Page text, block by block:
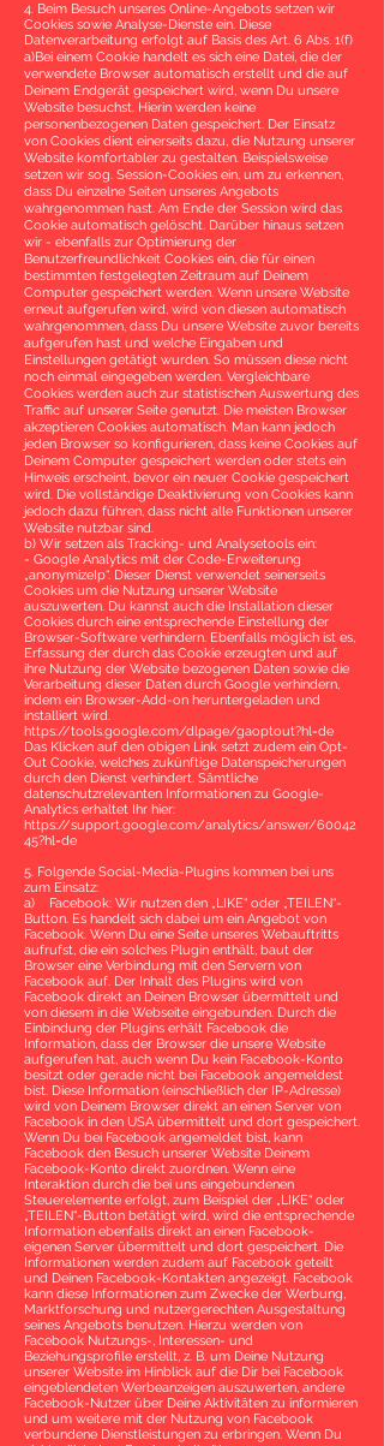
4. Beim Besuch unseres Online-Angebots setzen wir
Cookies sowie Analyse-Dienste ein. Diese
Datenverarbeitung erfolgt auf Basis des Art. 6 Abs. 1(f)
a)Bei einem Cookie handelt es sich eine Datei, die der
verwendete Browser automatisch erstellt und die auf
Deinem Endgerät gespeichert wird, wenn Du unsere
Website besuchst. Hierin werden keine
personenbezogenen Daten gespeichert. Der Einsatz
von Cookies dient einerseits dazu, die Nutzung unserer
Website komfortabler zu gestalten. Beispielsweise
setzen wir sog. Session-Cookies ein, um zu erkennen,
dass Du einzelne Seiten unseres Angebots
wahrgenommen hast. Am Ende der Session wird das
Cookie automatisch gelöscht. Darüber hinaus setzen
wir - ebenfalls zur Optimierung der
Benutzerfreundlichkeit Cookies ein, die für einen
bestimmten festgelegten Zeitraum auf Deinem
Computer gespeichert werden. Wenn unsere Website
erneut aufgerufen wird, wird von diesen automatisch
wahrgenommen, dass Du unsere Website zuvor bereits
aufgerufen hast und welche Eingaben und
Einstellungen getätigt wurden. So müssen diese nicht
noch einmal eingegeben werden. Vergleichbare
Cookies werden auch zur statistischen Auswertung des
Traffic auf unserer Seite genutzt. Die meisten Browser
akzeptieren Cookies automatisch. Man kann jedoch
jeden Browser so konfigurieren, dass keine Cookies auf
Deinem Computer gespeichert werden oder stets ein
Hinweis erscheint, bevor ein neuer Cookie gespeichert
wird. Die vollständige Deaktivierung von Cookies kann
jedoch dazu führen, dass nicht alle Funktionen unserer
Website nutzbar sind.
b) Wir setzen als Tracking- und Analysetools ein:
- Google Analytics mit der Code-Erweiterung
„anonymizeIp“. Dieser Dienst verwendet seinerseits
Cookies um die Nutzung unserer Website
auszuwerten. Du kannst auch die Installation dieser
Cookies durch eine entsprechende Einstellung der
Browser-Software verhindern. Ebenfalls möglich ist es,
Erfassung der durch das Cookie erzeugten und auf
ihre Nutzung der Website bezogenen Daten sowie die
Verarbeitung dieser Daten durch Google verhindern,
indem ein Browser-Add-on heruntergeladen und
installiert wird.
https://tools.google.com/dlpage/gaoptout?hl=de
Das Klicken auf den obigen Link setzt zudem ein Opt-
Out Cookie, welches zukünftige Datenspeicherungen
durch den Dienst verhindert. Sämtliche
datenschutzrelevanten Informationen zu Google-
Analytics erhaltet Ihr hier:
https://support.google.com/analytics/answer/60042
45?hl=de
5. Folgende Social-Media-Plugins kommen bei uns
zum Einsatz:
a) Facebook: Wir nutzen den „LIKE“ oder „TEILEN“-
Button. Es handelt sich dabei um ein Angebot von
Facebook. Wenn Du eine Seite unseres Webauftritts
aufrufst, die ein solches Plugin enthält, baut der
Browser eine Verbindung mit den Servern von
Facebook auf. Der Inhalt des Plugins wird von
Facebook direkt an Deinen Browser übermittelt und
von diesem in die Webseite eingebunden. Durch die
Einbindung der Plugins erhält Facebook die
Information, dass der Browser die unsere Website
aufgerufen hat, auch wenn Du kein Facebook-Konto
besitzt oder gerade nicht bei Facebook angemeldest
bist. Diese Information (einschließlich der IP-Adresse)
wird von Deinem Browser direkt an einen Server von
Facebook in den USA übermittelt und dort gespeichert.
Wenn Du bei Facebook angemeldet bist, kann
Facebook den Besuch unserer Website Deinem
Facebook-Konto direkt zuordnen. Wenn eine
Interaktion durch die bei uns eingebundenen
Steuerelemente erfolgt, zum Beispiel der „LIKE“ oder
„TEILEN“-Button betätigt wird, wird die entsprechende
Information ebenfalls direkt an einen Facebook-
eigenen Server übermittelt und dort gespeichert. Die
Informationen werden zudem auf Facebook geteilt
und Deinen Facebook-Kontakten angezeigt. Facebook
kann diese Informationen zum Zwecke der Werbung,
Marktforschung und nutzergerechten Ausgestaltung
seines Angebots benutzen. Hierzu werden von
Facebook Nutzungs-, Interessen- und
Beziehungsprofile erstellt, z. B. um Deine Nutzung
unserer Website im Hinblick auf die Dir bei Facebook
eingeblendeten Werbeanzeigen auszuwerten, andere
Facebook-Nutzer über Deine Aktivitäten zu informieren
und um weitere mit der Nutzung von Facebook
verbundene Dienstleistungen zu erbringen. Wenn Du